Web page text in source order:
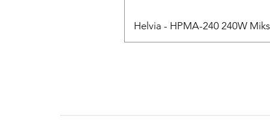
Helvia - HPMA-240 240W